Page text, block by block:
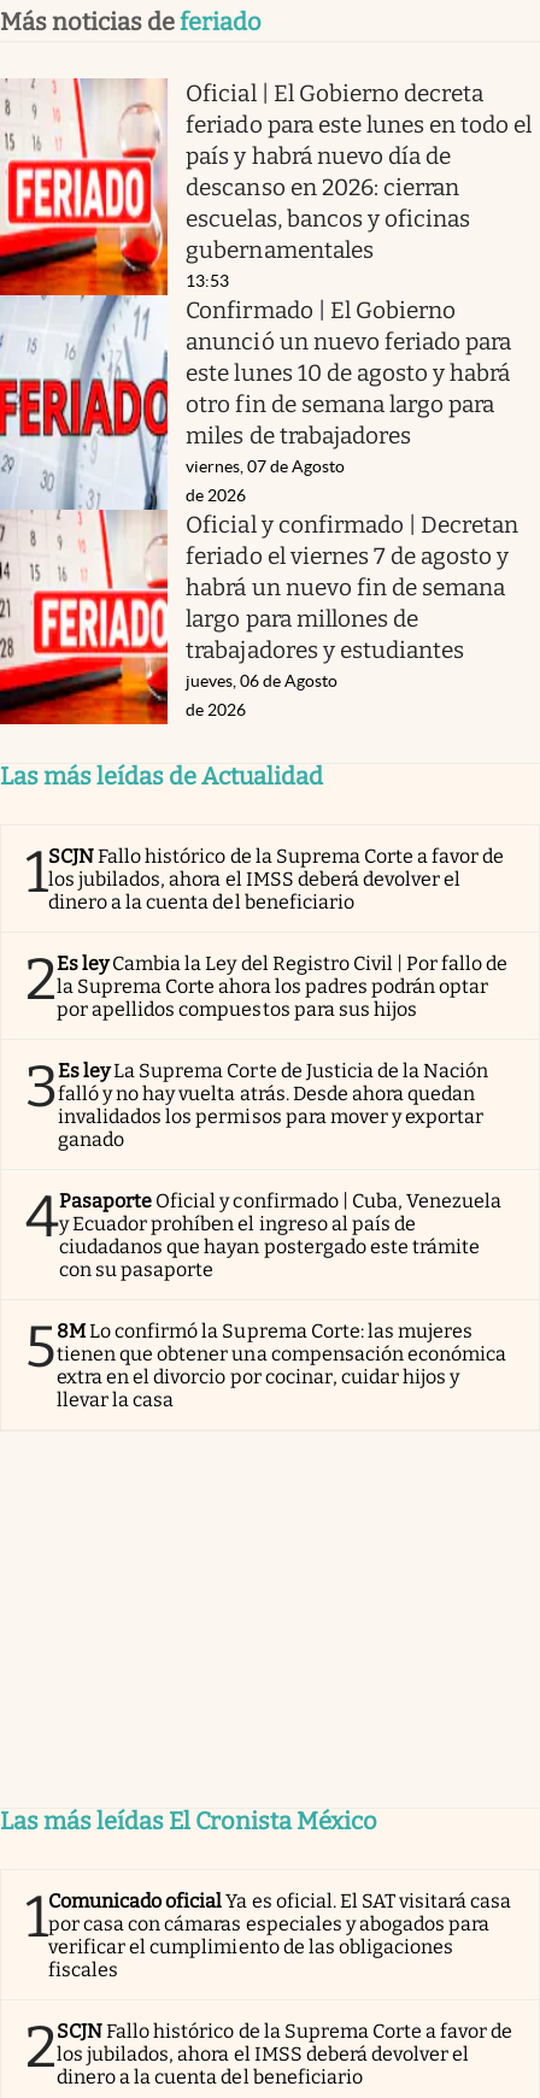
Más noticias deferiado
Oficial | El Gobierno decreta
feriado para este lunes en todo el
país y habrá nuevo día de
descanso en 2026: cierran
escuelas, bancos y oficinas
gubernamentales
13:53
Confirmado | El Gobierno
anunció un nuevo feriado para
este lunes 10 de agosto y habrá
otro fin de semana largo para
miles de trabajadores
viernes, 07 de Agosto
de 2026
Oficial y confirmado | Decretan
feriado el viernes 7 de agosto y
habrá un nuevo fin de semana
largo para millones de
trabajadores y estudiantes
jueves, 06 de Agosto
de 2026
Las más leídas de Actualidad
1SCJNFallo histórico de la Suprema Corte a favor de
los jubilados, ahora el IMSS deberá devolver el
dinero a la cuenta del beneficiario
2Es ley Cambia la Ley del Registro Civil | Por fallo de
la Suprema Corte ahora los padres podrán optar
por apellidos compuestos para sus hijos
3Es leyLa Suprema Corte de Justicia de la Nación
falló y no hay vuelta atrás. Desde ahora quedan
invalidados los permisos para mover y exportar
ganado
4Pasaporte Oficial y confirmado | Cuba, Venezuela
y Ecuador prohíben el ingreso al país de
ciudadanos que hayan postergado este trámite
con su pasaporte
58MLo confirmó la Suprema Corte: las mujeres
tienen que obtener una compensación económica
extra en el divorcio por cocinar, cuidar hijos y
llevar la casa
Las más leídas El Cronista México
1Comunicado oficialYa es oficial. El SAT visitará casa
por casa con cámaras especiales y abogados para
verificar el cumplimiento de las obligaciones
fiscales
2SCJNFallo histórico de la Suprema Corte a favor de
los jubilados, ahora el IMSS deberá devolver el
dinero a la cuenta del beneficiario